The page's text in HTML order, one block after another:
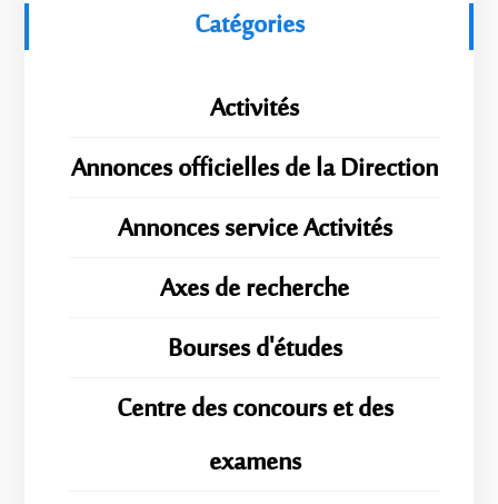
Catégories
Activités
Annonces officielles de la Direction
Annonces service Activités
Axes de recherche
Bourses d'études
Centre des concours et des
examens